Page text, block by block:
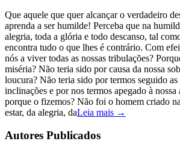
Que aquele que quer alcançar o verdadeiro
aprenda a ser humilde! Perceba que na
alegria, toda a glória e todo descanso, tal
encontra tudo o que lhes é contrário. Com
nós a viver todas as nossas tribulações?
miséria? Não teria sido por causa da nossa
loucura? Não teria sido por termos seguido as
inclinações e por nos termos apegado à
porque o fizemos? Não foi o homem criado
estar, da alegria, daLeia mais →
Autores Publicados